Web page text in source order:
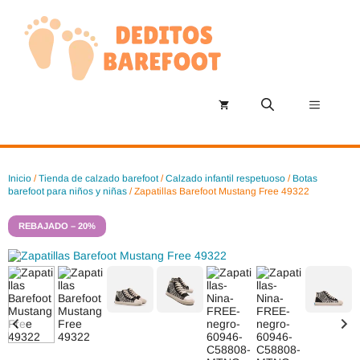
contenido
Menú
Inicio /Tienda de calzado barefoot/Calzado infantil respetuoso / Botas
barefoot para niños y niñas / Zapatillas Barefoot Mustang Free 49322
REBAJADO – 20%